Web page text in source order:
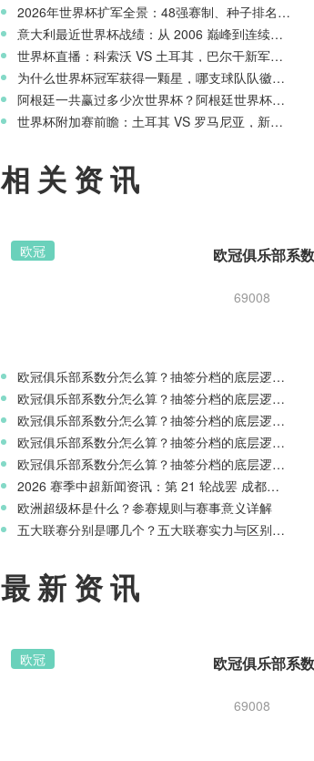
2026年世界杯扩军全景：48强赛制、种子排名与淘汰赛新规则
意大利最近世界杯战绩：从 2006 巅峰到连续三届无缘正赛的沉沦
世界杯直播：科索沃 VS 土耳其，巴尔干新军迎战星月军团
为什么世界杯冠军获得一颗星，哪支球队队徽上星星最多？
阿根廷一共赢过多少次世界杯？阿根廷世界杯历史战绩一览
世界杯附加赛前瞻：土耳其 VS 罗马尼亚，新月之星主场冲击世界杯
相关资讯
欧冠
69008
欧冠俱乐部系数分怎么算？抽签分档的底层逻辑解读
欧冠俱乐部系数分怎么算？抽签分档的底层逻辑解读
欧冠俱乐部系数分怎么算？抽签分档的底层逻辑解读
欧冠俱乐部系数分怎么算？抽签分档的底层逻辑解读
欧冠俱乐部系数分怎么算？抽签分档的底层逻辑解读
2026 赛季中超新闻资讯：第 21 轮战罢 成都蓉城领跑 津门虎读秒绝杀
欧洲超级杯是什么？参赛规则与赛事意义详解
五大联赛分别是哪几个？五大联赛实力与区别科普
最新资讯
欧冠
69008